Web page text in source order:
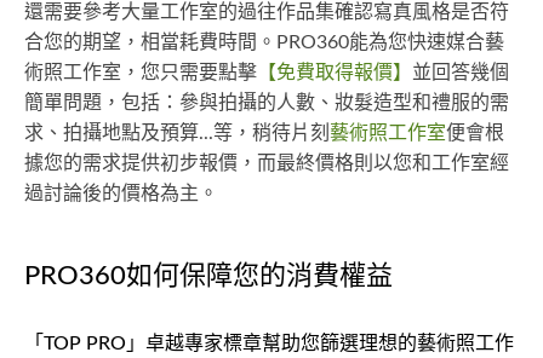
還需要參考大量工作室的過往作品集確認寫真風格是否符
合您的期望，相當耗費時間。PRO360能為您快速媒合藝
術照工作室，您只需要點擊 【免費取得報價】 並回答幾個
簡單問題，包括：參與拍攝的人數、妝髮造型和禮服的需
求、拍攝地點及預算...等，稍待片刻 藝術照工作室便會根
據您的需求提供初步報價，而最終價格則以您和工作室經
過討論後的價格為主。
PRO360如何保障您的消費權益
「TOP PRO」卓越專家標章幫助您篩選理想的藝術照工作